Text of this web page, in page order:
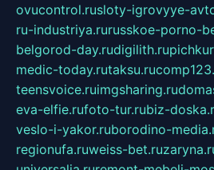
ovucontrol.rusloty-igrovyye-
ru-industriya.rurusskoe-porno-
belgorod-day.rudigilith.ru
medic-today.rutaksu.ru
teensvoice.ruimgsharing.ru
eva-elfie.rufoto-tur.rubiz-
veslo-i-yakor.ruborodino-
regionufa.ruweiss-bet.ru